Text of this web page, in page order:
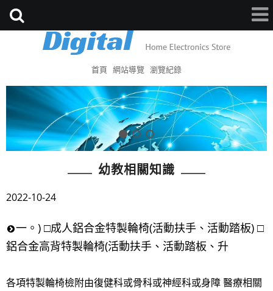
首頁 網站導覽 瀏覽紀錄
幼教相關知識
2022-10-24
一。) □成人鋁合金特製輪椅(活動扶手、活動踏板) □
鋁合金高背特製輪椅(活動扶手、活動踏板、升
各項特製輪椅檢附由復健科或骨科或神經科或身障 醫療相關